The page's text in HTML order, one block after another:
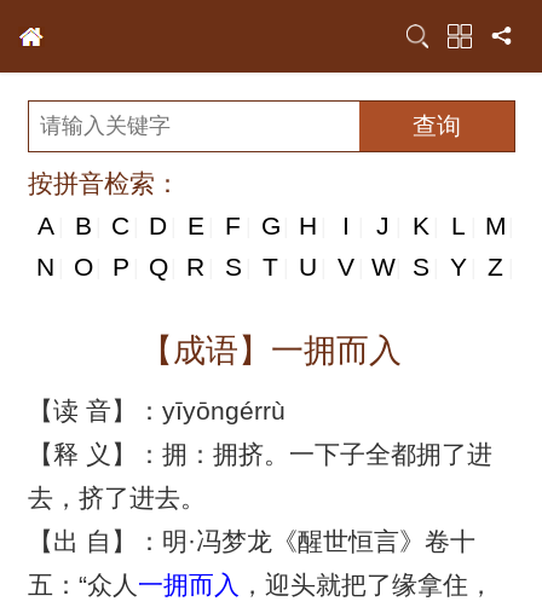
按拼音检索：
A
B C D E F G H I J K L M
N
N O P Q R S T U V W S Y Z
【成语】一拥而入
【读 音】：yīyōngérrù
【释 义】：拥：拥挤。一下子全都拥了进
去，挤了进去。
【出 自】：明·冯梦龙《醒世恒言》卷十
五：“众人 一拥而入 ，迎头就把了缘拿住，